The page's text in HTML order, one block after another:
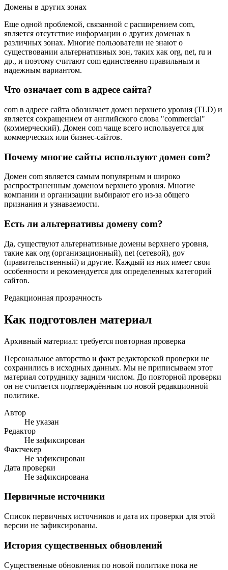
Домены в других зонах
Еще одной проблемой, связанной с расширением com,
является отсутствие информации о других доменах в
различных зонах. Многие пользователи не знают о
существовании альтернативных зон, таких как org, net, ru и
др., и поэтому считают com единственно правильным и
надежным вариантом.
Что означает com в адресе сайта?
com в адресе сайта обозначает домен верхнего уровня (TLD) и
является сокращением от английского слова "commercial"
(коммерческий). Домен com чаще всего используется для
коммерческих или бизнес-сайтов.
Почему многие сайты используют домен com?
Домен com является самым популярным и широко
распространенным доменом верхнего уровня. Многие
компании и организации выбирают его из-за общего
признания и узнаваемости.
Есть ли альтернативы домену com?
Да, существуют альтернативные домены верхнего уровня,
такие как org (организационный), net (сетевой), gov
(правительственный) и другие. Каждый из них имеет свои
особенности и рекомендуется для определенных категорий
сайтов.
Редакционная прозрачность
Как подготовлен материал
Архивный материал: требуется повторная проверка
Персональное авторство и факт редакторской проверки не
сохранились в исходных данных. Мы не приписываем этот
материал сотруднику задним числом. До повторной проверки
он не считается подтверждённым по новой редакционной
политике.
Автор
Не указан
Редактор
Не зафиксирован
Фактчекер
Не зафиксирован
Дата проверки
Не зафиксирована
Первичные источники
Список первичных источников и дата их проверки для этой
версии не зафиксированы.
История существенных обновлений
Существенные обновления по новой политике пока не